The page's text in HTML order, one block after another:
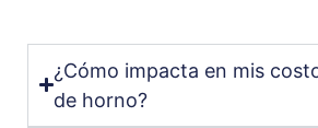
¿Cómo impacta en mis
de horno?